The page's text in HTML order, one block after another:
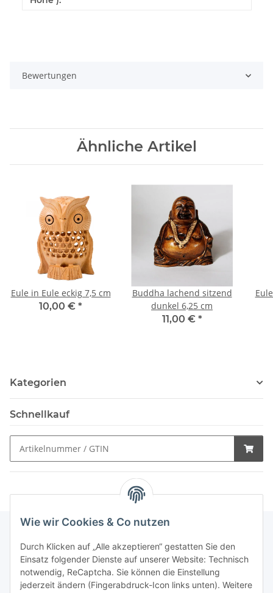
Wie wir Cookies & Co nutzen
Durch Klicken auf „Alle akzeptieren“ gestatten Sie den
Einsatz folgender Dienste auf unserer Website: Technisch
notwendig, ReCaptcha. Sie können die Einstellung
jederzeit ändern (Fingerabdruck-Icon links unten). Weitere
Bewertungen
Ähnliche Artikel
Eule in Eule eckig 7,5 cm
10,00 € *
Buddha lachend sitzend
dunkel 6,25 cm
11,00 € *
Kategorien
Schnellkauf
Schnellkauf